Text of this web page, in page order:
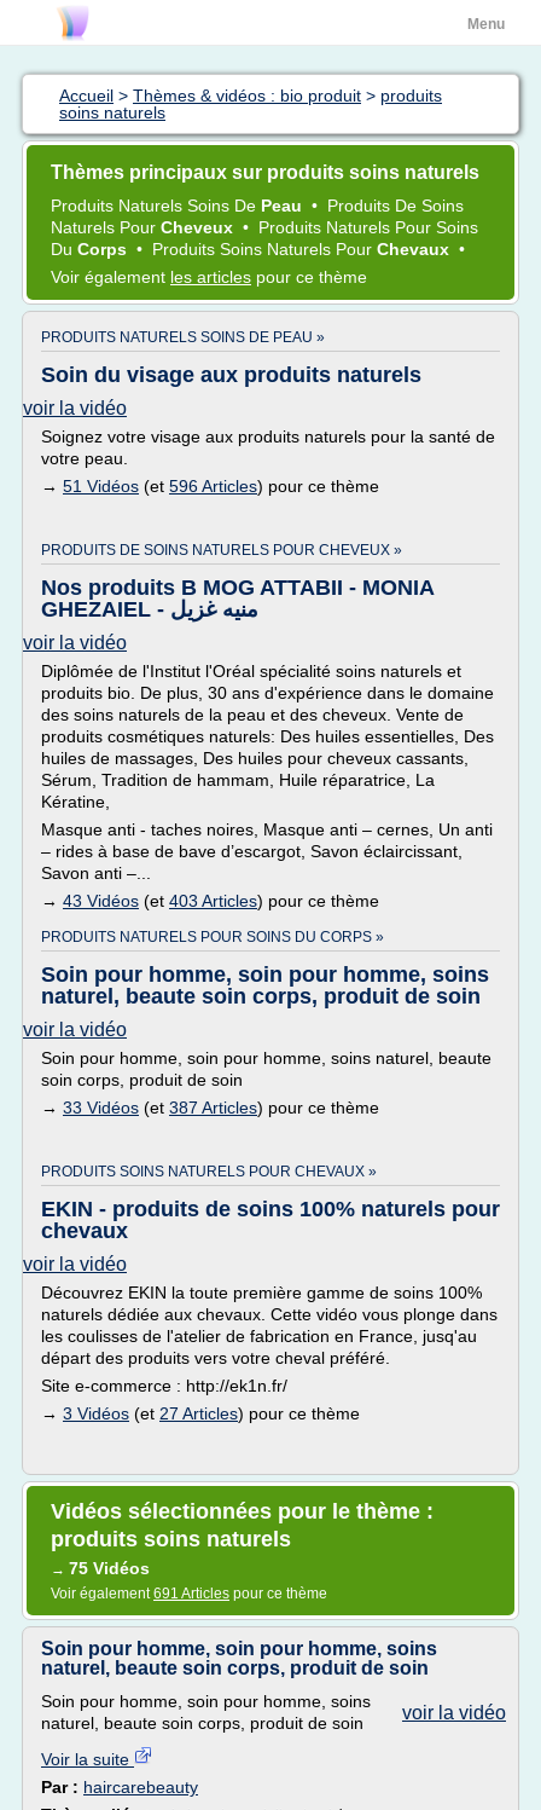
Menu
Accueil > Thèmes & vidéos : bio produit > produits
soins naturels
Thèmes principaux sur produits soins naturels
Produits Naturels Soins De Peau • Produits De Soins
Naturels Pour Cheveux • Produits Naturels Pour Soins
Du Corps • Produits Soins Naturels Pour Chevaux •
Voir également les articles pour ce thème
PRODUITS NATURELS SOINS DE PEAU »
Soin du visage aux produits naturels
voir la vidéo
Soignez votre visage aux produits naturels pour la santé de
votre peau.
→ 51 Vidéos (et 596 Articles) pour ce thème
PRODUITS DE SOINS NATURELS POUR CHEVEUX »
Nos produits B MOG ATTABII - MONIA
GHEZAIEL - منيه غزيل
voir la vidéo
Diplômée de l'Institut l'Oréal spécialité soins naturels et
produits bio. De plus, 30 ans d'expérience dans le domaine
des soins naturels de la peau et des cheveux. Vente de
produits cosmétiques naturels: Des huiles essentielles, Des
huiles de massages, Des huiles pour cheveux cassants,
Sérum, Tradition de hammam, Huile réparatrice, La
Kératine,
Masque anti - taches noires, Masque anti – cernes, Un anti
– rides à base de bave d’escargot, Savon éclaircissant,
Savon anti –...
→ 43 Vidéos (et 403 Articles) pour ce thème
PRODUITS NATURELS POUR SOINS DU CORPS »
Soin pour homme, soin pour homme, soins
naturel, beaute soin corps, produit de soin
voir la vidéo
Soin pour homme, soin pour homme, soins naturel, beaute
soin corps, produit de soin
→ 33 Vidéos (et 387 Articles) pour ce thème
PRODUITS SOINS NATURELS POUR CHEVAUX »
EKIN - produits de soins 100% naturels pour
chevaux
voir la vidéo
Découvrez EKIN la toute première gamme de soins 100%
naturels dédiée aux chevaux. Cette vidéo vous plonge dans
les coulisses de l'atelier de fabrication en France, jusq'au
départ des produits vers votre cheval préféré.
Site e-commerce : http://ek1n.fr/
→ 3 Vidéos (et 27 Articles) pour ce thème
Vidéos sélectionnées pour le thème :
produits soins naturels
→ 75 Vidéos
Voir également691 Articles pour ce thème
Soin pour homme, soin pour homme, soins
naturel, beaute soin corps, produit de soin
voir la vidéo
Soin pour homme, soin pour homme, soins
naturel, beaute soin corps, produit de soin
Voir la suite
Par : haircarebeauty